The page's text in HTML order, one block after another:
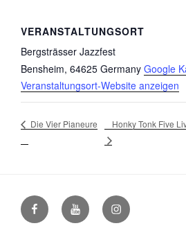
VERANSTALTUNGSORT
Bergsträsser Jazzfest
Bensheim, 64625 Germany Google
Veranstaltungsort-Website anzeigen
Die Vier Pianeure Honky Tonk Five
FacebookYoutubeInstagram